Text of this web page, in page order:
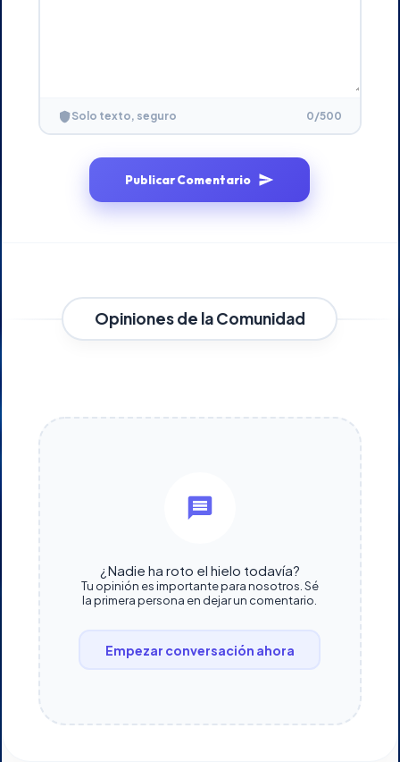
Solo texto, seguro 0/500
Publicar Comentario
Opiniones de la Comunidad
¿Nadie ha roto el hielo todavía?
Tu opinión es importante para nosotros. Sé
la primera persona en dejar un comentario.
Empezar conversación ahora